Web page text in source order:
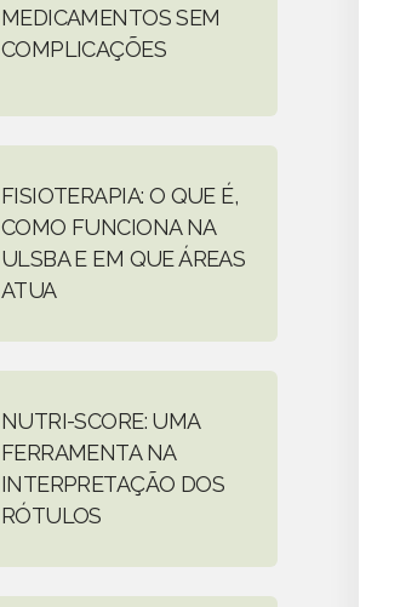
MEDICAMENTOS SEM
COMPLICAÇÕES
FISIOTERAPIA: O QUE É,
COMO FUNCIONA NA
ULSBA E EM QUE ÁREAS
ATUA
NUTRI-SCORE: UMA
FERRAMENTA NA
INTERPRETAÇÃO DOS
RÓTULOS